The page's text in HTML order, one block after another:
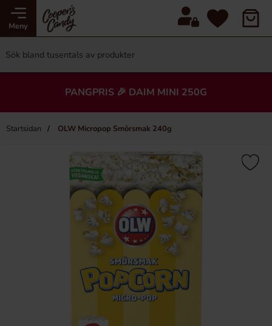
Meny
PANGPRIS 🎉 DAIM MINI 250G
Startsidan OLW Micropop Smörsmak 240g